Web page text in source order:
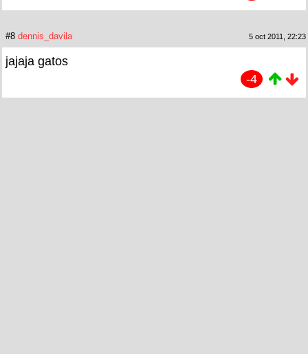
#8 dennis_davila 5 oct 2011, 22:23
jajaja gatos
-4